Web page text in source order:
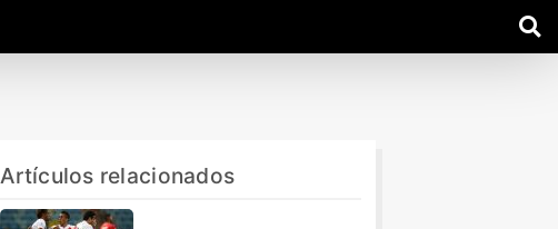
Artículos relacionados